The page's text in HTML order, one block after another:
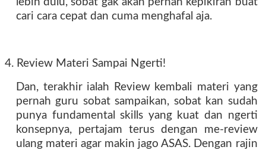
cari cara cepat dan cuma menghafal aja.
4. Review Materi Sampai Ngerti!
Dan, terakhir ialah Review kembali materi yang
pernah guru sobat sampaikan, sobat kan sudah
punya fundamental skills yang kuat dan ngerti
konsepnya, pertajam terus dengan me-review
ulang materi agar makin jago ASAS. Dengan rajin